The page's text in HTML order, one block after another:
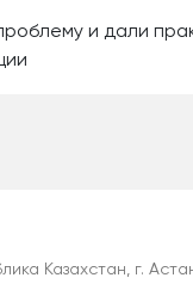
и дали
Казахстан, г.